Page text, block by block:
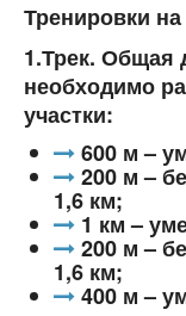
Тренировки
1.Трек. Общая
необходимо
участки:
600 м –
200 м –
1,6 км;
1 км –
200 м –
1,6 км;
400 м –